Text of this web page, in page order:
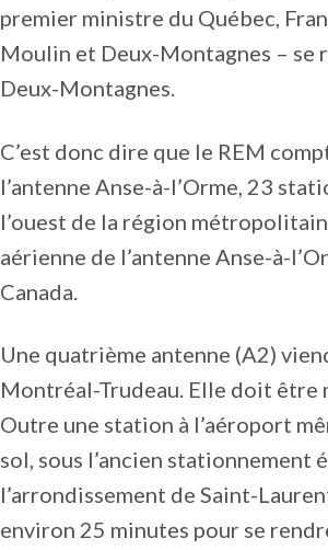
premier ministre du Québec,
Moulin et Deux-Montagnes –
Deux-Montagnes.
C’est donc dire que le REM
l’antenne Anse-à-l’Orme, 23
l’ouest de la région
aérienne de l’antenne Anse-à-
Canada.
Une quatrième antenne (A2)
Montréal-Trudeau. Elle doit être
Outre une station à l’aéroport
sol, sous l’ancien
l’arrondissement de Saint-
environ 25 minutes pour se